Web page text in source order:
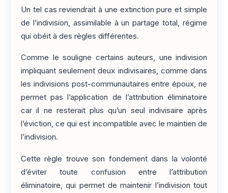
Un tel cas reviendrait à une extinction pure et simple
de l’indivision, assimilable à un partage total, régime
qui obéit à des règles différentes.
Comme le souligne certains auteurs, une indivision
impliquant seulement deux indivisaires, comme dans
les indivisions post-communautaires entre époux, ne
permet pas l’application de l’attribution éliminatoire
car il ne resterait plus qu’un seul indivisaire après
l’éviction, ce qui est incompatible avec le maintien de
l’indivision.
Cette règle trouve son fondement dans la volonté
d’éviter toute confusion entre l’attribution
éliminatoire, qui permet de maintenir l’indivision tout